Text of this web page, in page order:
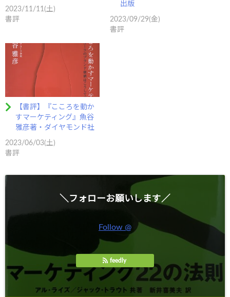
2023/11/11(土)
書評
出版
2023/09/29(金)
書評
【書評】『こころを動か
すマーケティング』魚谷
雅彦著・ダイヤモンド社
2023/06/03(土)
書評
＼フォローお願いします／
Follow @
feedly